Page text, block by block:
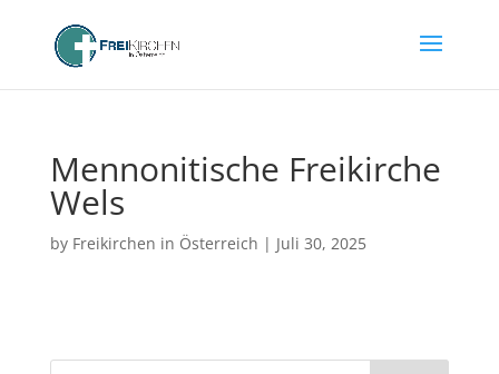
Mennonitische Freikirche
Wels
by Freikirchen in Österreich | Juli 30, 2025